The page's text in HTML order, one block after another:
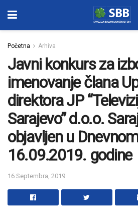
Početna Arhiva
Javni konkurs za
imenovanje člana
direktora JP
Sarajevo” d.o.o.
objavljen u
16.09.2019. godine
16 Septembra, 2019